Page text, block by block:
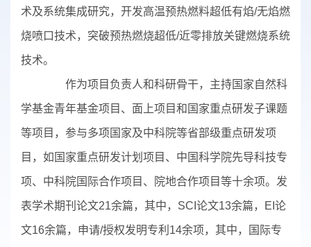
术及系统集成研究，开发高温预热燃料超低有焰/无焰燃
烧喷口技术，突破预热燃烧超低/近零排放关键燃烧系统
技术。
作为项目负责人和科研骨干，主持国家自然科
学基金青年基金项目、面上项目和国家重点研发子课题
等项目，参与多项国家及中科院等省部级重点研发项
目，如国家重点研发计划项目、中国科学院先导科技专
项、中科院国际合作项目、院地合作项目等十余项。发
表学术期刊论文21余篇，其中，SCI论文13余篇，EI论
文16余篇，申请/授权发明专利14余项，其中，国际专